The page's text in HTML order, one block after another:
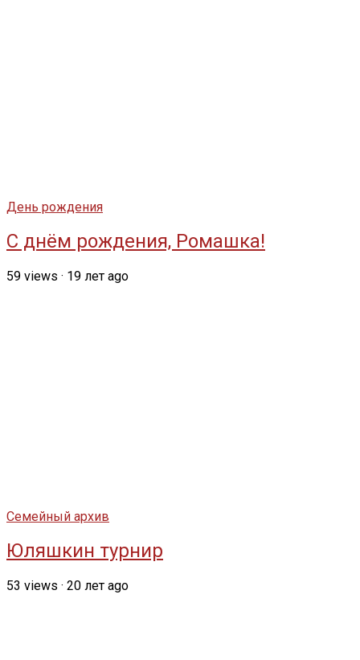
День рождения
С днём рождения, Ромашка!
59 views · 19 лет ago
Семейный архив
Юляшкин турнир
53 views · 20 лет ago